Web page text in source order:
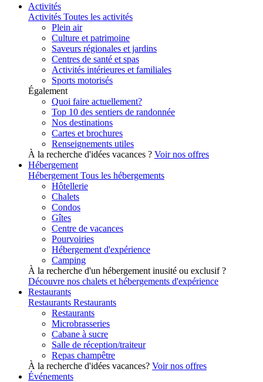
Activités
Activités Toutes les activités
Plein air
Culture et patrimoine
Saveurs régionales et jardins
Centres de santé et spas
Activités intérieures et familiales
Sports motorisés
Également
Quoi faire actuellement?
Top 10 des sentiers de randonnée
Nos destinations
Cartes et brochures
Renseignements utiles
À la recherche d'idées vacances ? Voir nos offres
Hébergement
Hébergement Tous les hébergements
Hôtellerie
Chalets
Condos
Gîtes
Centre de vacances
Pourvoiries
Hébergement d'expérience
Camping
À la recherche d'un hébergement inusité ou exclusif ?
Découvre nos chalets et hébergements d'expérience
Restaurants
Restaurants Restaurants
Restaurants
Microbrasseries
Cabane à sucre
Salle de réception/traiteur
Repas champêtre
À la recherche d'idées vacances? Voir nos offres
Événements